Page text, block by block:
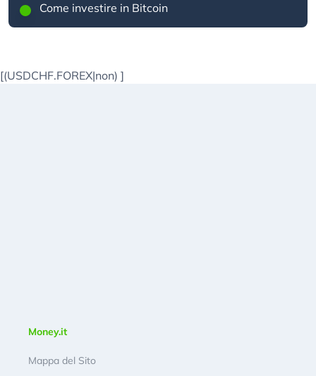
Come investire in Bitcoin
[(USDCHF.FOREX|non) ]
Money.it
Mappa del Sito